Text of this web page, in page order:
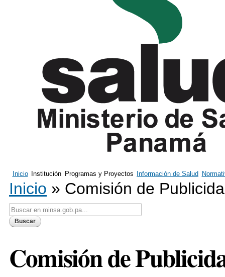
Inicio Institución Programas y Proyectos Información de Salud
Usted se encuentra aquí
Inicio » Comisión de
Comisión de